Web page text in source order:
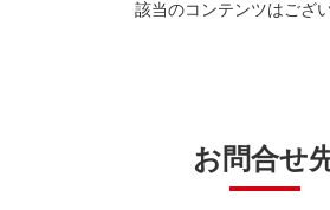
該当のコンテンツはござ
お問合せ